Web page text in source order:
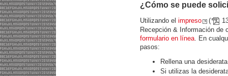
¿Cómo se puede
Utilizando el impreso (
Recepción & Información de
formulario en línea. En
pasos:
Rellena una
Si utilizas la